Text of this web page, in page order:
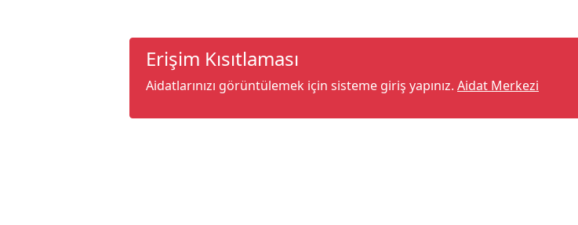
Erişim Kısıtlaması
Aidatlarınızı görüntülemek için sisteme giriş yapınız. Aidat Merkezi